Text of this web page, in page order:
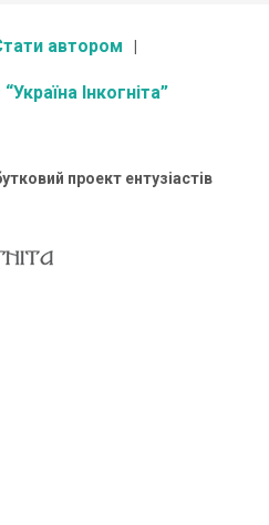
автором
Інкогніта”
проект ентузіастів